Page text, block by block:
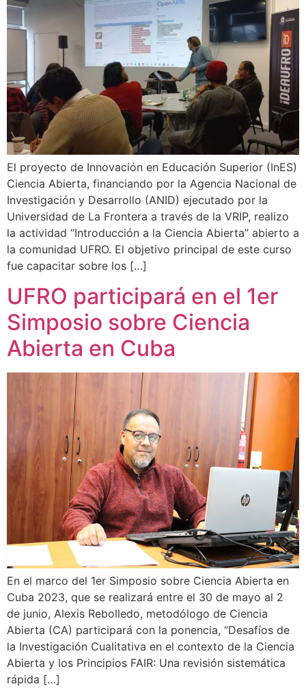
El proyecto de Innovación en Educación Superior (InES)
Ciencia Abierta, financiando por la Agencia Nacional de
Investigación y Desarrollo (ANID) ejecutado por la
Universidad de La Frontera a través de la VRIP, realizo
la actividad “Introducción a la Ciencia Abierta” abierto a
la comunidad UFRO. El objetivo principal de este curso
fue capacitar sobre los […]
UFRO participará en el 1er
Simposio sobre Ciencia
Abierta en Cuba
En el marco del 1er Simposio sobre Ciencia Abierta en
Cuba 2023, que se realizará entre el 30 de mayo al 2
de junio, Alexis Rebolledo, metodólogo de Ciencia
Abierta (CA) participará con la ponencia, “Desafíos de
la Investigación Cualitativa en el contexto de la Ciencia
Abierta y los Principios FAIR: Una revisión sistemática
rápida […]